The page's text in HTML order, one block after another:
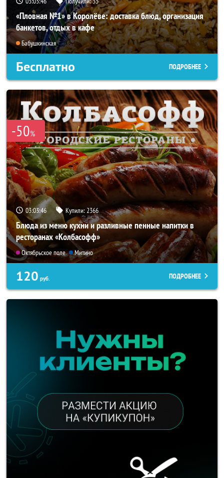
«Пловная №1» в Королёве: доставка блюд, организация
банкетов, отдых в кафе
Бабушкинская
Бесплатно ПОДРОБНЕЕ
-50%
03:03:42 Купили: 2366
Блюда из меню кухни и разливные пенные напитки в
ресторанах «Колбасофф»
Октябрьское поле Митино
120 руб. ПОДРОБНЕЕ